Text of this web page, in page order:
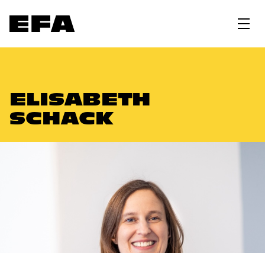
ELISABETH
SCHACK